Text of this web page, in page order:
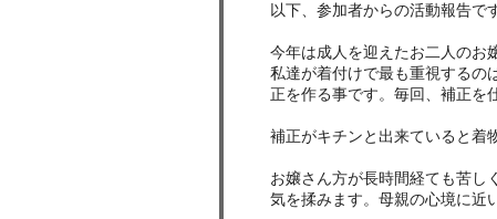
以下、参加者からの活動報告で
今年は成人を迎えたお二人のお
私達が着付けで最も重視するの
正を作る事です。毎回、補正を
補正がキチンと出来ていると着
お嬢さん方が長時間経ても苦し
気を揉みます。母親の心境に近